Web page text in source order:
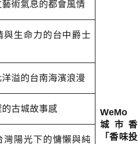
術氣息的都會風情
與生命力的台中爵士
溢的台南海濱浪漫
古城故事感
灣陽光下的慵懶與純
WeMo
城市香
「香味投